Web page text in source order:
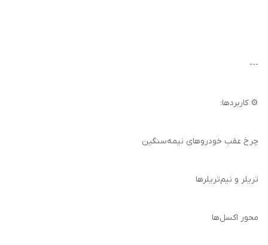
---
⚙️ کاربردها:
چرخ عقب خودروهای نیمه‌سنگین
تریلر و نیم‌تریلرها
محور اکسل‌ها